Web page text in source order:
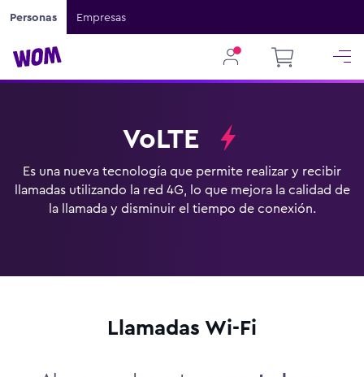
Personas Empresas
VoLTE
Es una nueva tecnología que permite realizar y recibir
llamadas utilizando la red 4G, lo que mejora la calidad de
la llamada y disminuir el tiempo de conexión.
Llamadas Wi-Fi